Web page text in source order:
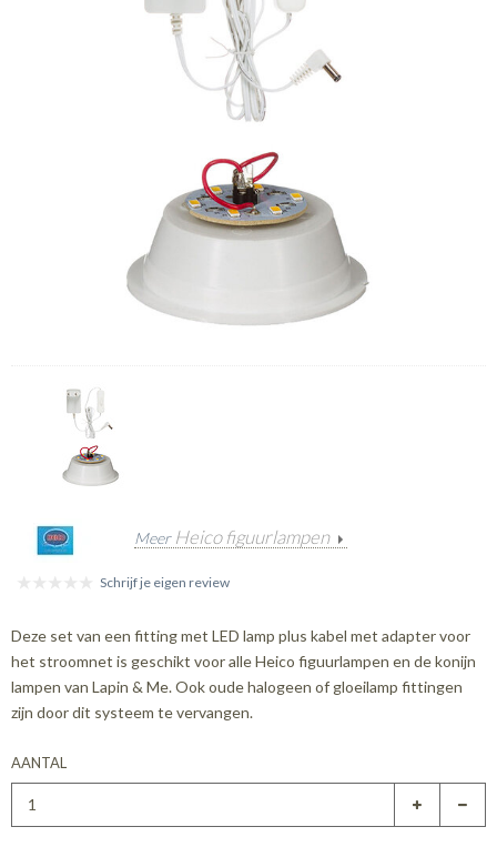
Meer Heico figuurlampen
Schrijf je eigen review
Deze set van een fitting met LED lamp plus kabel met adapter voor
het stroomnet is geschikt voor alle Heico figuurlampen en de konijn
lampen van Lapin & Me. Ook oude halogeen of gloeilamp fittingen
zijn door dit systeem te vervangen.
AANTAL